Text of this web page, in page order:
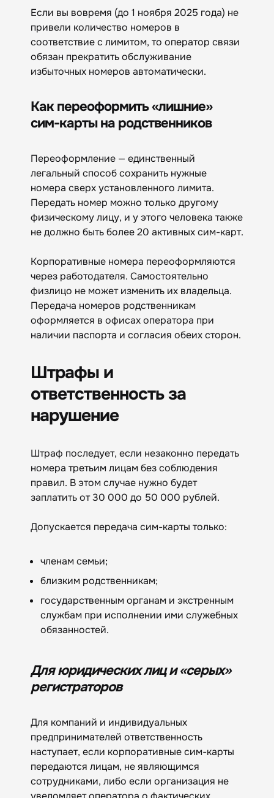
Если вы вовремя (до 1 ноября 2025 года) не
привели количество номеров в
соответствие с лимитом, то оператор связи
обязан прекратить обслуживание
избыточных номеров автоматически.
Как переоформить «лишние»
сим-карты на родственников
Переоформление — единственный
легальный способ сохранить нужные
номера сверх установленного лимита.
Передать номер можно только другому
физическому лицу, и у этого человека также
не должно быть более 20 активных сим-карт.
Корпоративные номера переоформляются
через работодателя. Самостоятельно
физлицо не может изменить их владельца.
Передача номеров родственникам
оформляется в офисах оператора при
наличии паспорта и согласия обеих сторон.
Штрафы и
ответственность за
нарушение
Штраф последует, если незаконно передать
номера третьим лицам без соблюдения
правил. В этом случае нужно будет
заплатить от 30 000 до 50 000 рублей.
Допускается передача сим-карты только:
членам семьи;
близким родственникам;
государственным органам и экстренным
службам при исполнении ими служебных
обязанностей.
Для юридических лиц и «серых»
регистраторов
Для компаний и индивидуальных
предпринимателей ответственность
наступает, если корпоративные сим-карты
передаются лицам, не являющимся
сотрудниками, либо если организация не